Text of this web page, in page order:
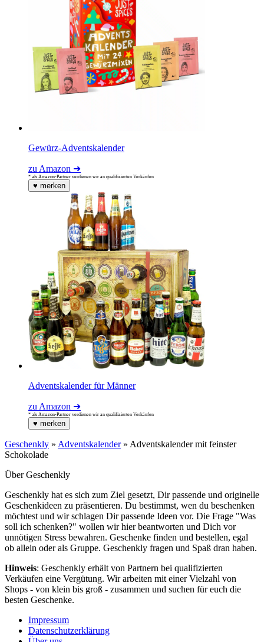
Gewürz-Adventskalender
zu Amazon ➜
* als Amazon-Partner verdienen wir an qualifizierten Verkäufen
♥ merken
Adventskalender für Männer
zu Amazon ➜
* als Amazon-Partner verdienen wir an qualifizierten Verkäufen
♥ merken
Geschenkly » Adventskalender» Adventskalender mit feinster
Schokolade
Über Geschenkly
Geschenkly hat es sich zum Ziel gesetzt, Dir passende und originelle
Geschenkideen zu präsentieren. Du bestimmst, wen du beschenken
möchtest und wir schlagen Dir passende Ideen vor. Die Frage "Was
soll ich schenken?" wollen wir hier beantworten und Dich vor
unnötigen Stress bewahren. Geschenke finden und bestellen, egal
ob allein oder als Gruppe. Geschenkly fragen und Spaß dran haben.
Hinweis: Geschenkly erhält von Partnern bei qualifizierten
Verkäufen eine Vergütung. Wir arbeiten mit einer Vielzahl von
Shops - von klein bis groß - zusammen und suchen für euch die
besten Geschenke.
Impressum
Datenschutzerklärung